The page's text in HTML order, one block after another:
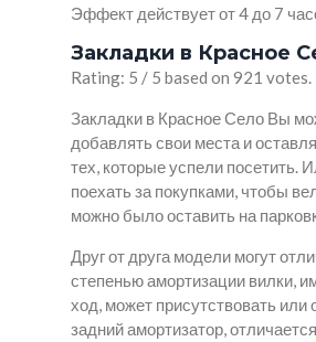
Эффект действует от 4 до 7
Закладки в Красное
Rating: 5 / 5 based on 921 votes.
Закладки в Красное Село Вы
добавлять свои места и
тех, которые успели посетить.
поехать за покупками, чтобы
можно было оставить на
Друг от друга модели могут
степенью амортизации вилки,
ход, может присутствовать или
задний амортизатор,